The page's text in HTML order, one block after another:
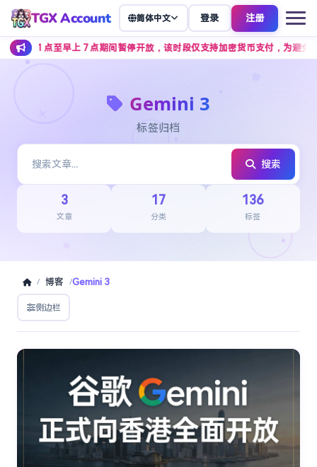
TGX Account 简体中文 登录 注册
1 点至早上 7 点期间暂停开放，该时段仅支持加密货币支付，为避免影响
Gemini 3
标签归档
搜索
3
文章
17
分类
136
标签
/ 博客 /Gemini 3
侧边栏